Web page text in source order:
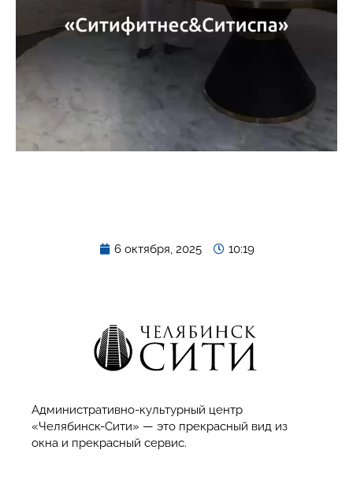
6 октября, 2025 10:19
Административно-культурный центр
«Челябинск-Сити» — это прекрасный вид из
окна и прекрасный сервис.